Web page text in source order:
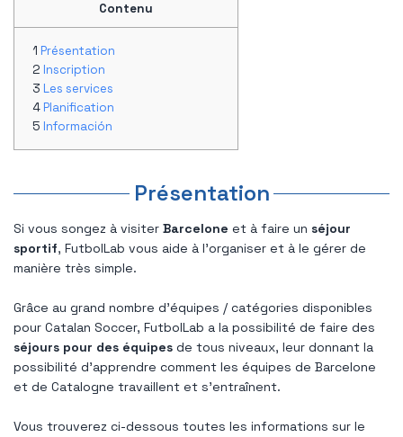
Contenu
Présentation
Inscription
Les services
Planification
Información
Présentation
Si vous songez à visiter Barcelone et à faire un séjour
sportif, FutbolLab vous aide à l'organiser et à le gérer de
manière très simple.
Grâce au grand nombre d'équipes / catégories disponibles
pour Catalan Soccer, FutbolLab a la possibilité de faire des
séjours pour des équipes de tous niveaux, leur donnant la
possibilité d'apprendre comment les équipes de Barcelone
et de Catalogne travaillent et s'entraînent.
Vous trouverez ci-dessous toutes les informations sur le